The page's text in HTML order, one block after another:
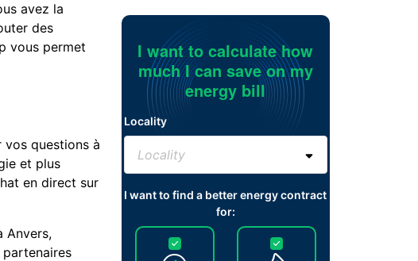
avez la
des
vous permet
vos questions à
et plus
en direct sur
Anvers,
partenaires
I want to calculate how
much I can save on my
energy bill
Locality
I want to find a better energy contract
for: